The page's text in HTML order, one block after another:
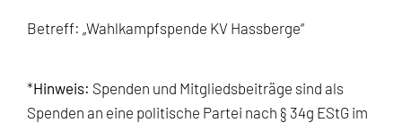
Betreff: „Wahlkampfspende KV Hassberge“
*Hinweis: Spenden und Mitgliedsbeiträge sind als
Spenden an eine politische Partei nach § 34g EStG im